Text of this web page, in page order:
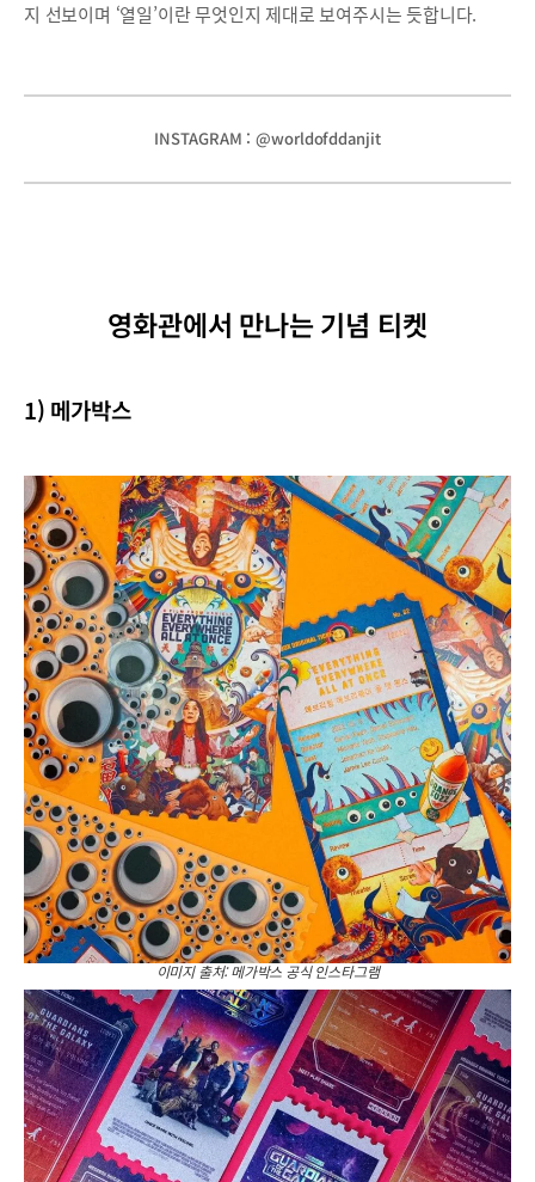
지 선보이며 ‘열일’이란 무엇인지 제대로 보여주시는 듯합니다.
INSTAGRAM : @worldofddanjit
영화관에서 만나는 기념 티켓
1) 메가박스
이미지 출처: 메가박스 공식 인스타그램